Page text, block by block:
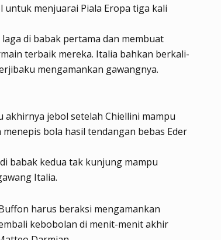
menjuarai Piala Eropa tiga kali
di babak pertama dan membuat
terbaik mereka. Italia bahkan berkali-
mengamankan gawangnya.
jebol setelah Chiellini mampu
bola hasil tendangan bebas Eder
babak kedua tak kunjung mampu
Italia.
harus beraksi mengamankan
kebobolan di menit-menit akhir